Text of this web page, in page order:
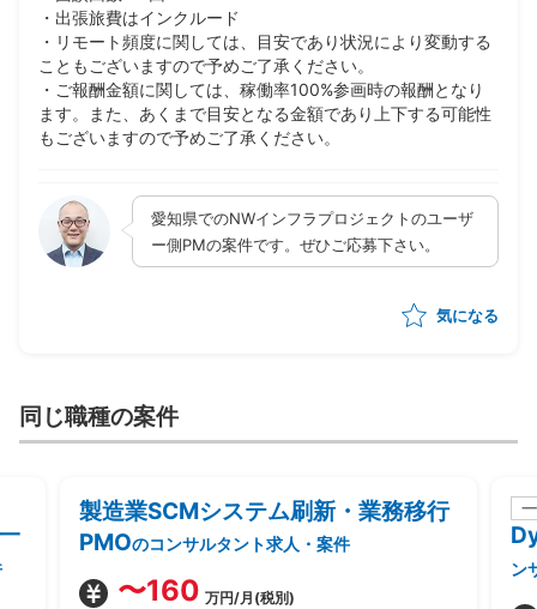
・出張旅費はインクルード
・リモート頻度に関しては、目安であり状況により変動する
こともございますので予めご了承ください。
・ご報酬金額に関しては、稼働率100%参画時の報酬となり
ます。また、あくまで目安となる金額であり上下する可能性
もございますので予めご了承ください。
愛知県でのNWインフラプロジェクトのユーザ
ー側PMの案件です。ぜひご応募下さい。
気になる
同じ職種の案件
製造業SCMシステム刷新・業務移行
PMOのコンサルタント求人・案件
〜160 万円/月(税別)
ン